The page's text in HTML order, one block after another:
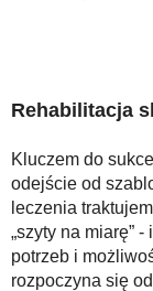
O finansach i
Stop
Z internetem za
Bezpiecznie i
Rehabilitacja
Kluczem do
odejście od
leczenia
„szyty na miarę”
potrzeb i
rozpoczyna się